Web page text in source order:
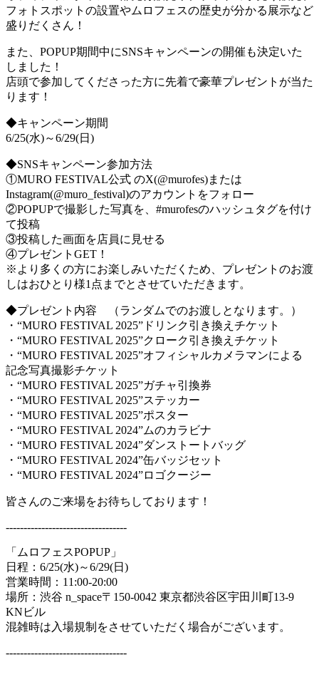
フォトスポットの設置やムロフェスの歴史が分かる展示など
盛りだくさん！
また、POPUP期間中にSNSキャンペーンの開催も決定いた
しました！
店頭で参加してくださった方に先着で豪華プレゼントが当た
ります！
◆キャンペーン期間
6/25(水)～6/29(日)
◆SNSキャンペーン参加方法
①MURO FESTIVAL公式 のX(@murofes)または
Instagram(@muro_festival)のアカウントをフォロー
②POPUPで撮影した写真を、#murofesのハッシュタグを付け
て投稿
③投稿した画面を店員に見せる
④プレゼントGET！
※より多くの方にお楽しみいただくため、プレゼントのお渡
しはおひとり様1点までとさせていただきます。
◆プレゼント内容 （ランダムでのお渡しとなります。）
・“MURO FESTIVAL 2025”ドリンク引き換えチケット
・“MURO FESTIVAL 2025”クローク引き換えチケット
・“MURO FESTIVAL 2025”オフィシャルカメラマンによる
記念写真撮影チケット
・“MURO FESTIVAL 2025”ガチャ引換券
・“MURO FESTIVAL 2025”ステッカー
・“MURO FESTIVAL 2025”ポスター
・“MURO FESTIVAL 2024”ムのカラビナ
・“MURO FESTIVAL 2024”ダンストートバッグ
・“MURO FESTIVAL 2024”缶バッジセット
・“MURO FESTIVAL 2024”ロゴクージー
皆さんのご来場をお待ちしております！
----------------------------------
「ムロフェスPOPUP」
日程：6/25(水)～6/29(日)
営業時間：11:00-20:00
場所：渋谷 n_space〒150-0042 東京都渋谷区宇田川町13-9
KNビル
混雑時は入場規制をさせていただく場合がございます。
----------------------------------